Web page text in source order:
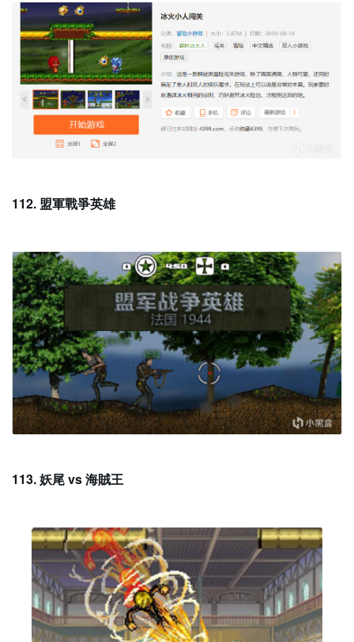
112. 盟軍戰爭英雄
113. 妖尾 vs 海賊王